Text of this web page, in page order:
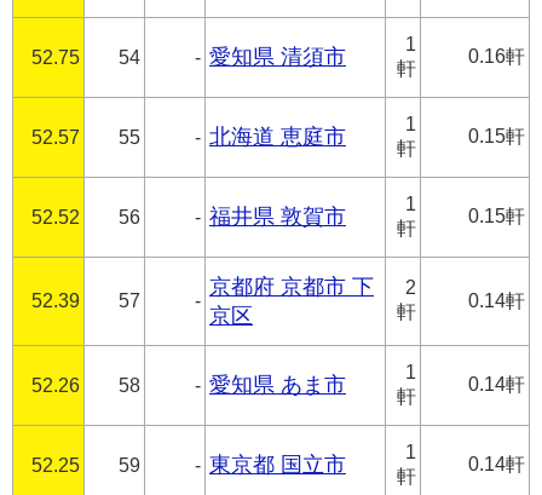
52.75 54 - 愛知県 清須市
1
軒
0.16軒
52.57 55 - 北海道 恵庭市
1
軒
0.15軒
52.52 56 - 福井県 敦賀市
1
軒
0.15軒
52.39 57 -
京都府 京都市 下
京区
2
軒
0.14軒
52.26 58 - 愛知県 あま市
1
軒
0.14軒
52.25 59 - 東京都 国立市
1
軒
0.14軒